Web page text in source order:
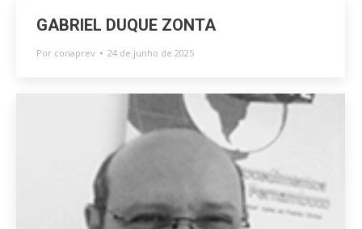
GABRIEL DUQUE ZONTA
Por conaprev 24 de junho de 2025